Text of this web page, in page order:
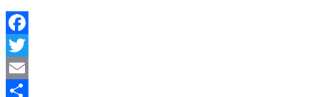
Facebook
Twitter
Email